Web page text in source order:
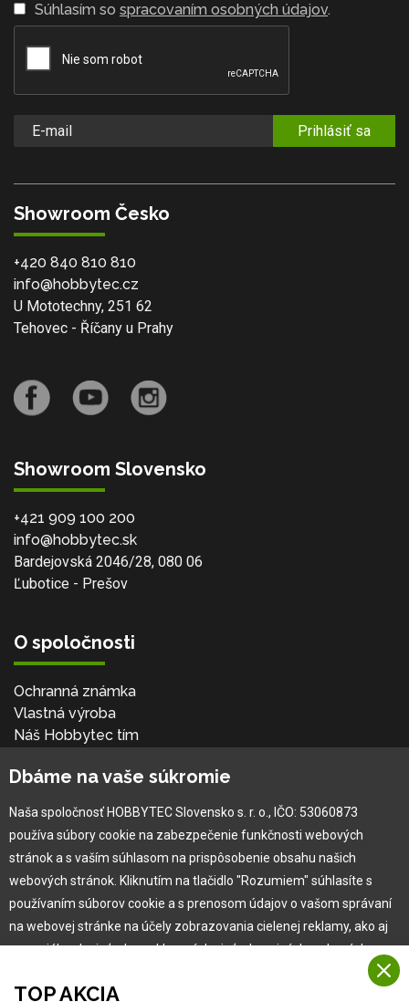
Súhlasím so spracovaním osobných údajov.
Prihlásiť sa
Showroom Česko
+420 840 810 810
info@hobbytec.cz
U Mototechny, 251 62
Tehovec - Říčany u Prahy
Showroom Slovensko
+421 909 100 200
info@hobbytec.sk
Bardejovská 2046/28, 080 06
Ľubotice - Prešov
O spoločnosti
Ochranná známka
Vlastná výroba
Náš Hobbytec tím
Naša história
Pre zákazníka
Garancia najlepšej ceny
Užívateľský manuál
Reklamácia
TOP AKCIA
Dbáme na vaše súkromie
Naša spoločnosť HOBBYTEC Slovensko s. r. o., IČO: 53060873
používa súbory cookie na zabezpečenie funkčnosti webových
stránok a s vaším súhlasom na prispôsobenie obsahu našich
webových stránok. Kliknutím na tlačidlo "Rozumiem" súhlasíte s
používaním súborov cookie a s prenosom údajov o vašom správaní
na webovej stránke na účely zobrazovania cielenej reklamy, ako aj
na sociálnych sieťach a reklamných sieťach na iných webových